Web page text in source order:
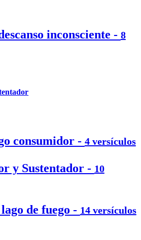
inconsciente - 8
consumidor - 4 versículos
y Sustentador - 10
de fuego - 14 versículos